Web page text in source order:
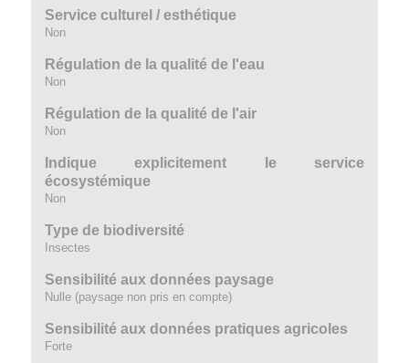
Service culturel / esthétique
Non
Régulation de la qualité de l'eau
Non
Régulation de la qualité de l'air
Non
Indique explicitement le service
écosystémique
Non
Type de biodiversité
Insectes
Sensibilité aux données paysage
Nulle (paysage non pris en compte)
Sensibilité aux données pratiques agricoles
Forte